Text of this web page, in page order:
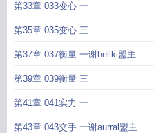
第33章 033变心 一
第35章 035变心 三
第37章 037衡量 一谢hellki盟主
第39章 039衡量 三
第41章 041实力 一
第43章 043交手 一谢aurral盟主